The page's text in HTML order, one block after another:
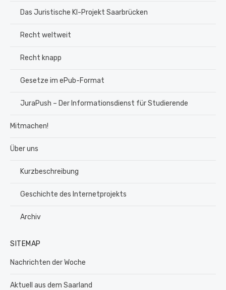
Das Juristische KI-Projekt Saarbrücken
Recht weltweit
Recht knapp
Gesetze im ePub-Format
JuraPush – Der Informationsdienst für Studierende
Mitmachen!
Über uns
Kurzbeschreibung
Geschichte des Internetprojekts
Archiv
SITEMAP
Nachrichten der Woche
Aktuell aus dem Saarland